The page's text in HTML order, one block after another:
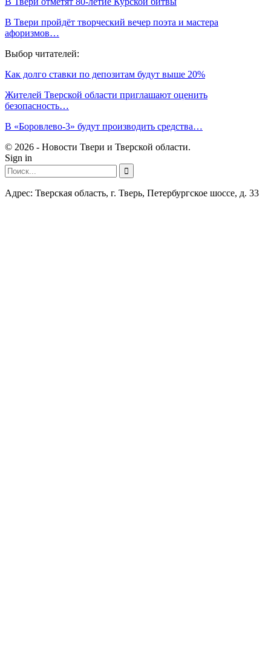
В Твери пройдёт творческий вечер поэта и мастера
афоризмов…
Выбор читателей:
Как долго ставки по депозитам будут выше 20%
Жителей Тверской области приглашают оценить
безопасность…
В «Боровлево-3» будут производить средства…
© 2026 - Новости Твери и Тверской области.
Sign in
Адрес: Тверская область, г. Тверь, Петербургское шоссе, д. 33